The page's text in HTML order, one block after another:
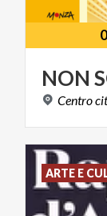
NON
Centro
ARTE E